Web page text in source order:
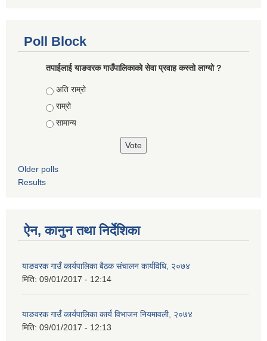
Poll Block
तपाईलाई याङवरक गाउँपालिकाको सेवा प्रवाह कस्तो लाग्यो ?
Choices
अति राम्रो
राम्रो
सामान्य
Older polls
Results
ऐन, कानुन तथा निर्देशिका
याङवरक गाउँ कार्यपालिका बैठक संचालन कार्यविधि, २०७४
मिति: 09/01/2017 - 12:14
याङवरक गाउँ कार्यपालिका कार्य विभाजन नियमावली, २०७४
मिति: 09/01/2017 - 12:13